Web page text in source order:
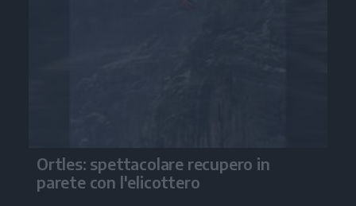
Ortles: spettacolare recupero in
parete con l'elicottero